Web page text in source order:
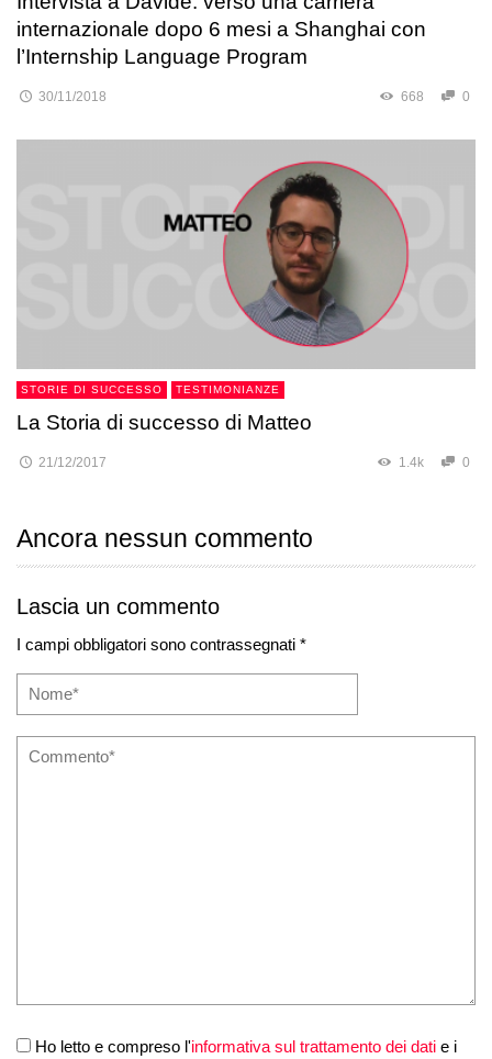
internazionale dopo 6 mesi a Shanghai con
l’Internship Language Program
30/11/2018 668 0
STORIE DI SUCCESSO TESTIMONIANZE
La Storia di successo di Matteo
21/12/2017 1.4k 0
Ancora nessun commento
Lascia un commento
I campi obbligatori sono contrassegnati *
Ho letto e compreso l'informativa sul trattamento dei dati e i